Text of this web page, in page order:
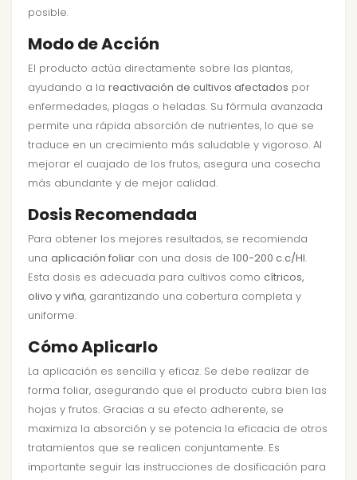
posible.
Modo de Acción
El producto actúa directamente sobre las plantas,
ayudando a la reactivación de cultivos afectados por
enfermedades, plagas o heladas. Su fórmula avanzada
permite una rápida absorción de nutrientes, lo que se
traduce en un crecimiento más saludable y vigoroso. Al
mejorar el cuajado de los frutos, asegura una cosecha
más abundante y de mejor calidad.
Dosis Recomendada
Para obtener los mejores resultados, se recomienda
una aplicación foliar con una dosis de 100-200 c.c/Hl.
Esta dosis es adecuada para cultivos como cítricos,
olivo y viña, garantizando una cobertura completa y
uniforme.
Cómo Aplicarlo
La aplicación es sencilla y eficaz. Se debe realizar de
forma foliar, asegurando que el producto cubra bien las
hojas y frutos. Gracias a su efecto adherente, se
maximiza la absorción y se potencia la eficacia de otros
tratamientos que se realicen conjuntamente. Es
importante seguir las instrucciones de dosificación para